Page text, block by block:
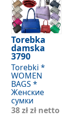
Torebka
damska
3790
Torebki *
WOMEN
BAGS *
Женские
сумки
38 złzł netto